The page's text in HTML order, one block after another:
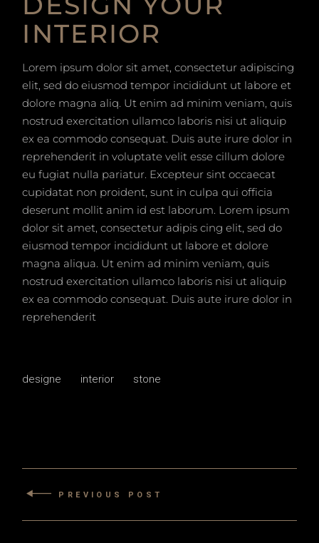
INTERIOR
Lorem ipsum dolor sit amet, consectetur adipiscing
elit, sed do eiusmod tempor incididunt ut labore et
dolore magna aliq. Ut enim ad minim veniam, quis
nostrud exercitation ullamco laboris nisi ut aliquip
ex ea commodo consequat. Duis aute irure dolor in
reprehenderit in voluptate velit esse cillum dolore
eu fugiat nulla pariatur. Excepteur sint occaecat
cupidatat non proident, sunt in culpa qui officia
deserunt mollit anim id est laborum. Lorem ipsum
dolor sit amet, consectetur adipis cing elit, sed do
eiusmod tempor incididunt ut labore et dolore
magna aliqua. Ut enim ad minim veniam, quis
nostrud exercitation ullamco laboris nisi ut aliquip
ex ea commodo consequat. Duis aute irure dolor in
reprehenderit
designe interior stone
PREVIOUS POST